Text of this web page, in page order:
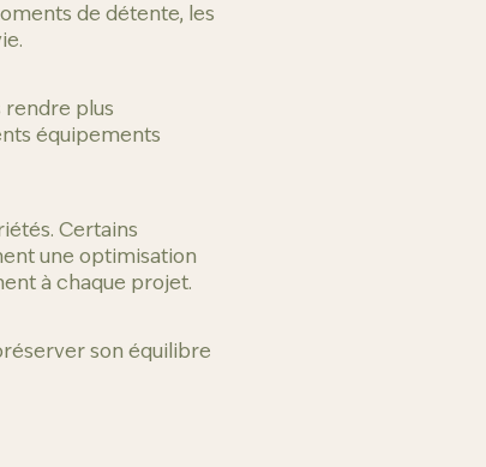
de détente, les
rendre plus
équipements
Certains
une optimisation
à chaque projet.
son équilibre